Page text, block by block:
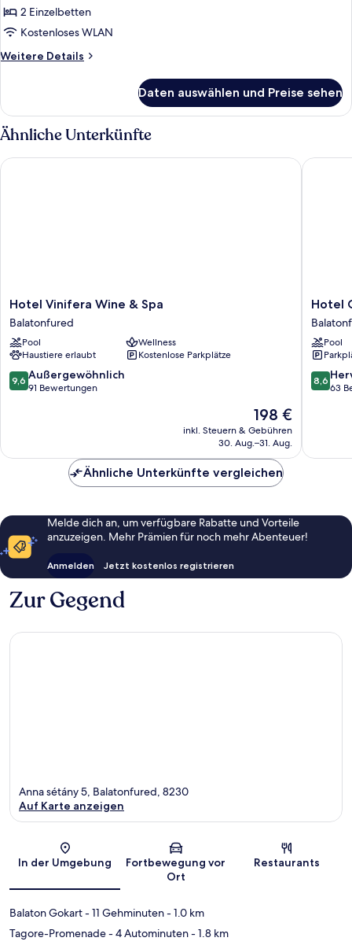
2 Einzelbetten
Kostenloses WLAN
Weitere Details
Weitere
Zimmer
Daten auswählen und Preise sehen
Ähnliche Unterkünfte
Hotel
Vinifera
Wine
&
Spa
Balatonfured
Hotel Vinifera Wine & Spa
Balatonfured
Pool
Wellness
Haustiere erlaubt
Kostenlose Parkplätze
9.6
von
9,6 Außergewöhnlich
91 Bewertungen
Der
Preis
beträgt
198 €
inkl. Steuern & Gebühren
30. Aug.–31. Aug.
Hotel Vinifera Wine & Spa
Hotel
Golden
Lake
Resort
Hotel
Pool
8.6
von
8,6
63
Hotel
Ähnliche Unterkünfte vergleichen
Melde dich an, um verfügbare Rabatte und Vorteile
anzuzeigen. Mehr Prämien für noch mehr Abenteuer!
Anmelden Jetzt kostenlos registrieren
Zur Gegend
Karte
Anna sétány 5, Balatonfured, 8230
Auf Karte anzeigen
In der Umgebung
Fortbewegung vor
Ort
Restaurants
Balaton Gokart- 11 Gehminuten- 1.0 km
Tagore-Promenade- 4 Autominuten- 1.8 km